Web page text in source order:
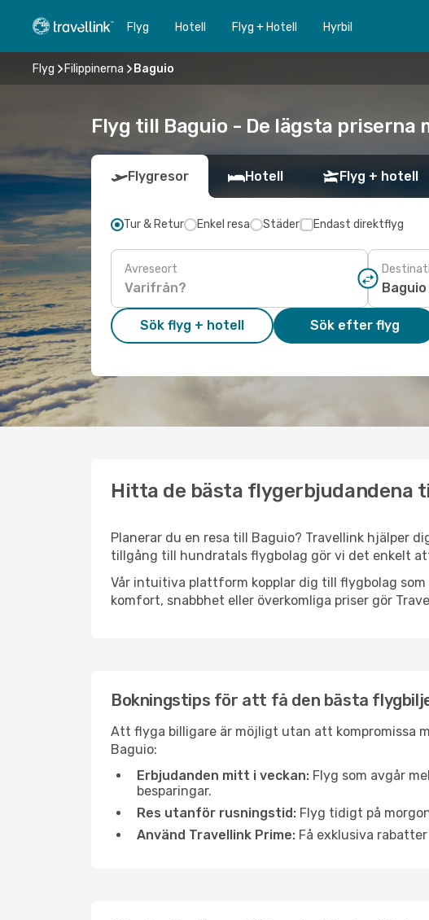
Flyg Hotell Flyg + Hotell Hyrbil
Flyg Filippinerna Baguio
Flyg till Baguio - De lägsta priserna
Flygresor Hotell Flyg + hotell
Tur & Retur Enkel resa Städer Endast direktflyg
Avreseort
Sök flyg + hotell Sök efter flyg
Hitta de bästa flygerbjudandena
Planerar du en resa till Baguio? Travellink hjälper
tillgång till hundratals flygbolag gör vi det enkelt
Vår intuitiva plattform kopplar dig till flygbolag
komfort, snabbhet eller överkomliga priser gör
Bokningstips för att få den bästa
Att flyga billigare är möjligt utan att kompromissa
Baguio:
Erbjudanden mitt i veckan: Flyg som avgår
besparingar.
Res utanför rusningstid: Flyg tidigt på
Använd Travellink Prime: Få exklusiva